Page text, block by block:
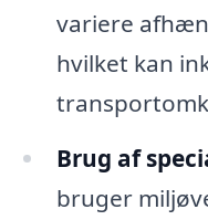
variere
hvilket kan
Brug af
bruger